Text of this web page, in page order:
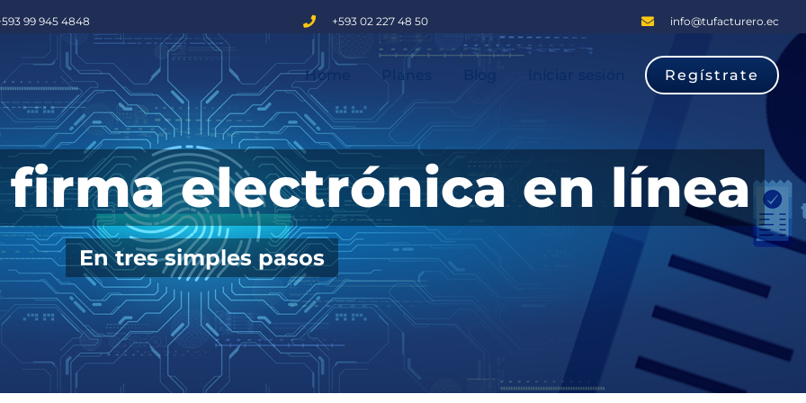
99 945 4848 +593 02 227 48 50 info@tufacturero.ec
Home Planes Blog Regístrate
electrónica en línea
En tres simples pasos